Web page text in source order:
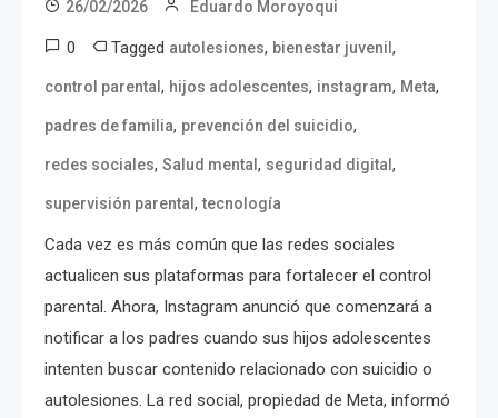
26/02/2026 Eduardo Moroyoqui
0 Tagged autolesiones, bienestar juvenil ,
control parental , hijos adolescentes, instagram, Meta,
padres de familia, prevención del suicidio,
redes sociales, Salud mental , seguridad digital ,
supervisión parental ,tecnología
Cada vez es más común que las redes sociales
actualicen sus plataformas para fortalecer el control
parental. Ahora, Instagram anunció que comenzará a
notificar a los padres cuando sus hijos adolescentes
intenten buscar contenido relacionado con suicidio o
autolesiones. La red social, propiedad de Meta, informó